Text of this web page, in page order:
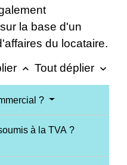
la base d'un
du locataire.
keyboard_arrow_up Tout déplier keyboard_arrow_down
?
à la TVA ?